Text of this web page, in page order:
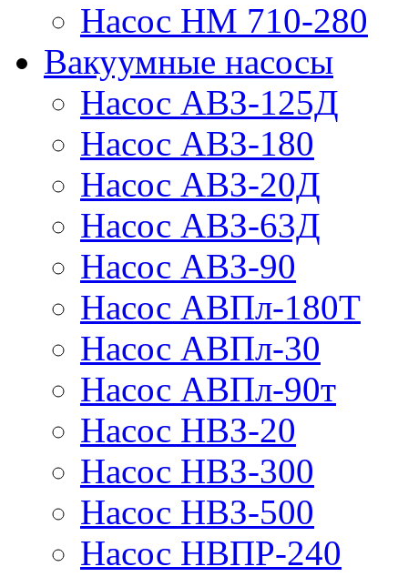
Насос НМ 710-280
Вакуумные насосы
Насос АВЗ-125Д
Насос АВЗ-180
Насос АВЗ-20Д
Насос АВЗ-63Д
Насос АВЗ-90
Насос АВПл-180Т
Насос АВПл-30
Насос АВПл-90т
Насос НВЗ-20
Насос НВЗ-300
Насос НВЗ-500
Насос НВПР-240